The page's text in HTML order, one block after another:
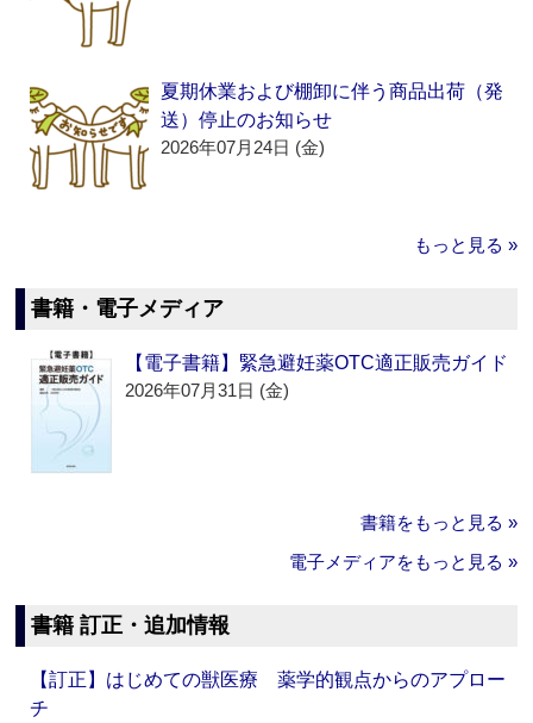
夏期休業および棚卸に伴う商品出荷（発
送）停止のお知らせ
2026年07月24日 (金)
もっと見る »
書籍・電子メディア
【電子書籍】緊急避妊薬OTC適正販売ガイド
2026年07月31日 (金)
書籍をもっと見る »
電子メディアをもっと見る »
書籍 訂正・追加情報
【訂正】はじめての獣医療 薬学的観点からのアプロー
チ